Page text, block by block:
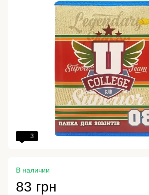
3
В наличии
83 грн